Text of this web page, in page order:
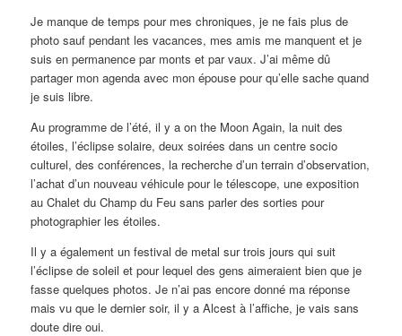
Je manque de temps pour mes chroniques, je ne fais plus de
photo sauf pendant les vacances, mes amis me manquent et je
suis en permanence par monts et par vaux. J’ai même dû
partager mon agenda avec mon épouse pour qu’elle sache quand
je suis libre.
Au programme de l’été, il y a on the Moon Again, la nuit des
étoiles, l’éclipse solaire, deux soirées dans un centre socio
culturel, des conférences, la recherche d’un terrain d’observation,
l’achat d’un nouveau véhicule pour le télescope, une exposition
au Chalet du Champ du Feu sans parler des sorties pour
photographier les étoiles.
Il y a également un festival de metal sur trois jours qui suit
l’éclipse de soleil et pour lequel des gens aimeraient bien que je
fasse quelques photos. Je n’ai pas encore donné ma réponse
mais vu que le dernier soir, il y a Alcest à l’affiche, je vais sans
doute dire oui.